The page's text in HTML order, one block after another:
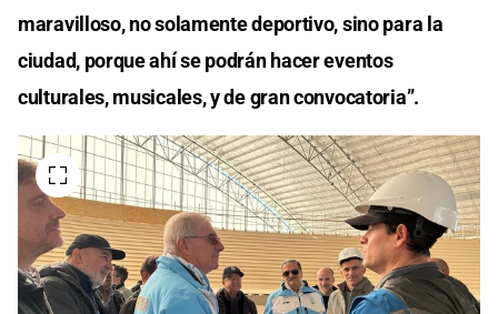
maravilloso, no solamente deportivo, sino para la
ciudad, porque ahí se podrán hacer eventos
culturales, musicales, y de gran convocatoria”.